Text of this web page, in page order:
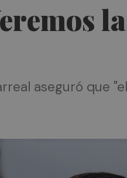
aseguró que